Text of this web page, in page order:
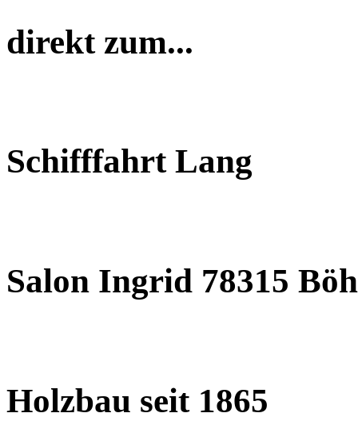
direkt zum...
Schifffahrt Lang
Salon Ingrid 78315
Holzbau seit 1865